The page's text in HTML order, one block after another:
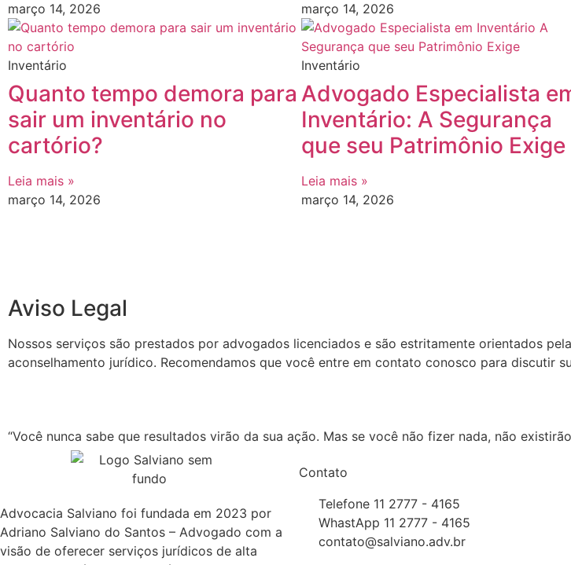
março 14, 2026
março 14, 2026
Inventário
Quanto tempo demora para
sair um inventário no
cartório?
Leia mais »
março 14, 2026
Inventário
Advogado Especialista
Inventário: A Segurança
que seu Patrimônio Exige
Leia mais »
março 14, 2026
Aviso Legal
Nossos serviços são prestados por advogados licenciados e são estritamente orientados
aconselhamento jurídico. Recomendamos que você entre em contato conosco para discutir
“Você nunca sabe que resultados virão da sua ação. Mas se você não fizer nada, não
Advocacia Salviano foi fundada em 2023 por
Adriano Salviano do Santos – Advogado com a
visão de oferecer serviços jurídicos de alta
Contato
Telefone 11 2777 - 4165
WhastApp 11 2777 - 4165
contato@salviano.adv.br